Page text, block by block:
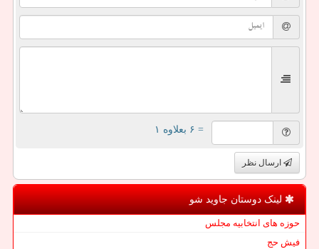
= ۶ بعلاوه ۱
ارسال نظر
لینک دوستان جاوید شو
حوزه های انتخابیه مجلس
فیش حج